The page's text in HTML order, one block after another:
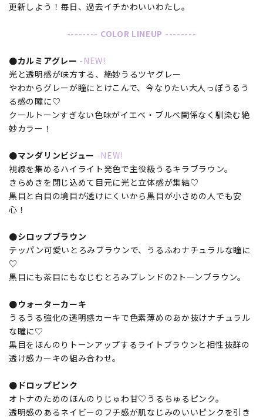
更新しよう！毎日、過去イチかわいいわたし。
-------- COLOR LINEUP --------
●カルミアグレー -NEW!
光と透明感が味方する、絶妙うるツヤグレー
やわからグレーが瞳にとけこんで、今なりたい大人っぽうるう
る感の瞳に♡
クールトーンすぎない色味がイエベ・ブルべ関係なく馴染む絶
妙カラー！
●マンダリンビジュー -NEW!
視線を集めるハイライト発色で主役級うるキラブラウン。
きらめきを閉じ込めて目元に光と立体感が集結♡
黒目と白目の境目が透けにくいから黒目が小さめの人でも安
心！
●シロップブラウン
テッパン可愛いとろみブラウンで、うるふわナチュラルな瞳に
♡
黒目にも茶目にもなじむとろみブレンドの2トーンブラウン。
●ウォーターカーキ
うるうる強化の透明感カーキで色素薄めのあか抜けナチュラル
な瞳に♡
黒目をほんのりトーンアップするライトブラウンと相性抜群の
透け感カーキの組み合わせ。
●ドロップピンク
オトナのためのほんのりじゅわ甘♡うるちゅるピンク。
透明感のあるネイビーのフチ感が肌なじみのいいピンクを引き